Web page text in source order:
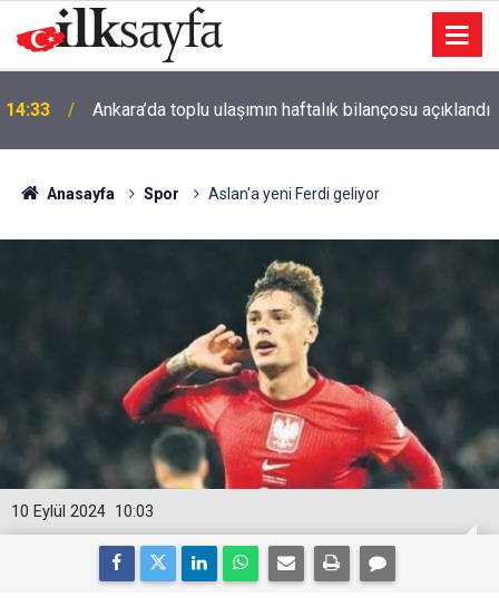
14:00 Müthiş olur
Anasayfa Spor Aslan'a yeni Ferdi geliyor
10:03
10 Eylül 2024